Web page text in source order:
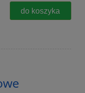
do koszyka